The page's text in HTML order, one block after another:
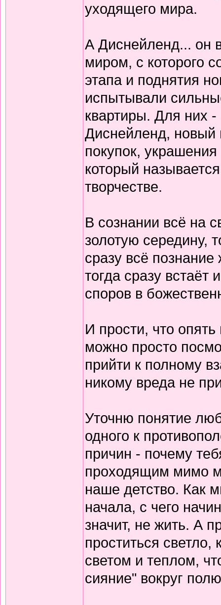
уходящего мира.
А Диснейленд... он
миром, с которого
этапа и поднятия
испытывали
квартиры. Для них
Диснейленд, новый
покупок,
который
творчестве.
В сознании всё на
золотую середину,
сразу всё познание
тогда сразу
споров в
И прости, что
можно просто
прийти к полному
никому вреда не
Уточню понятие
одного к
причин - почему
проходящим мимо
наше детство. Как
начала, с чего
значит, не жить. А
проститься
светом и теплом,
сияние" вокруг